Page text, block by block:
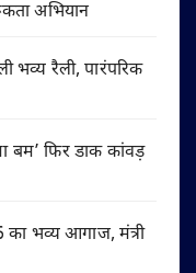
अभियान
भव्य रैली, पारंपरिक
बम’ फिर डाक कांवड़
का भव्य आगाज, मंत्री